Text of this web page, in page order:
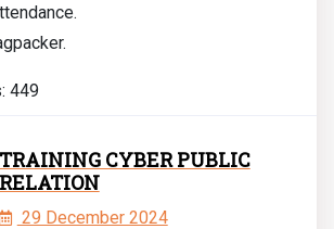
449
TRAINING CYBER PUBLIC
RELATION
29 December 2024